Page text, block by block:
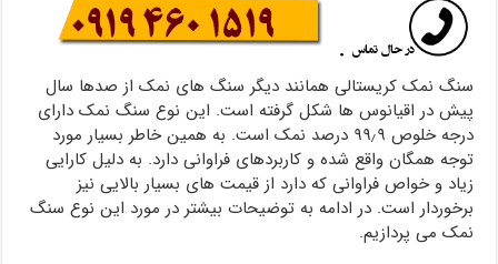
سنگ نمک کریستالی همانند دیگر سنگ های نمک از صدها سال
پیش در اقیانوس ها شکل گرفته است. این نوع سنگ نمک دارای
درجه خلوص ۹۹٫۹ درصد نمک است. به همین خاطر بسیار مورد
توجه همگان واقع شده و کاربردهای فراوانی دارد. به دلیل کارایی
زیاد و خواص فراوانی که دارد از قیمت های بسیار بالایی نیز
برخوردار است. در ادامه به توضیحات بیشتر در مورد این نوع سنگ
نمک می پردازیم.